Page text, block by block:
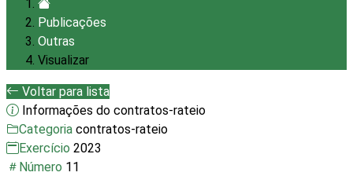
Publicações
Outras
Visualizar
Voltar para lista
Informações do contratos-rateio
Categoria contratos-rateio
Exercício 2023
Número 11